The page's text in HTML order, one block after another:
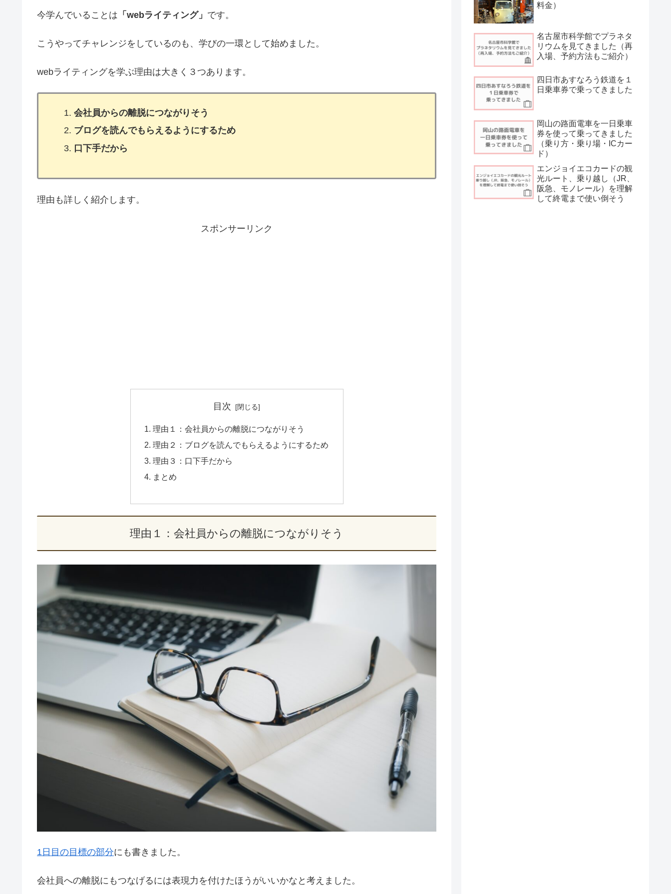
今学んでいることは 「webライティング」 です。
こうやってチャレンジをしているのも、学びの一環として始めました。
webライティングを学ぶ理由は大きく３つあります。
会社員からの離脱につながりそう
ブログを読んでもらえるようにするため
口下手だから
理由も詳しく紹介します。
スポンサーリンク
目次
理由１：会社員からの離脱につながりそう
理由２：ブログを読んでもらえるようにするため
理由３：口下手だから
まとめ
理由１：会社員からの離脱につながりそう
1日目の目標の部分にも書きました。
会社員への離脱にもつなげるには表現力を付けたほうがいいかなと考えました。
料金）
名古屋市科学館でプラネタ
リウムを見てきました（再
入場、予約方法もご紹介）
四日市あすなろう鉄道を１
日乗車券で乗ってきました
岡山の路面電車を一日乗車
券を使って乗ってきました
（乗り方・乗り場・ICカー
ド）
エンジョイエコカードの観
光ルート、乗り越し（JR、
阪急、モノレール）を理解
して終電まで使い倒そう